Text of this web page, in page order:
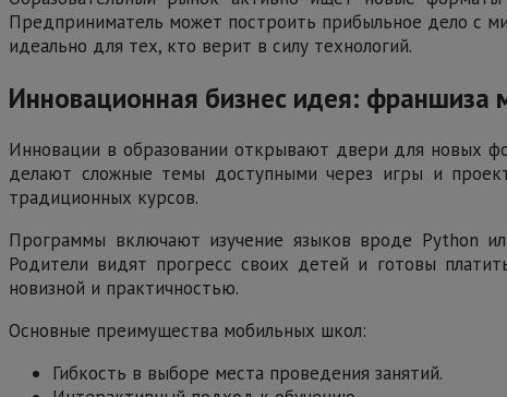
Предприниматель может построить прибыльное дело с
идеально для тех, кто верит в силу технологий.
Инновационная бизнес идея:
Инновации в образовании открывают двери для новых
делают сложные темы доступными через игры и
традиционных курсов.
Программы включают изучение языков вроде Python
Родители видят прогресс своих детей и готовы
новизной и практичностью.
Основные преимущества мобильных школ:
Гибкость в выборе места проведения занятий.